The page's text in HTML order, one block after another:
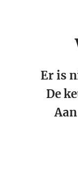
Er is
De